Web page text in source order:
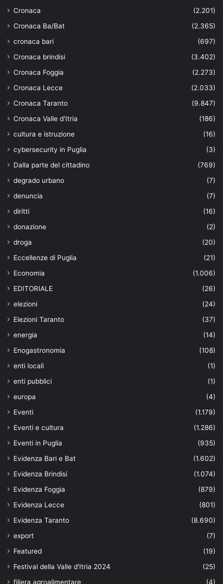
Cronaca
(2.201)
Cronaca Ba/Bat
(2.365)
cronaca bari
(697)
Cronaca brindisi
(3.402)
Cronaca Foggia
(2.273)
Cronaca Lecce
(2.033)
Cronaca Taranto
(9.847)
Cronaca Valle d'Itria
(186)
cultura e istruzione
(16)
cybersecurity in Puglia
(3)
Dalla parte del cittadino
(769)
degrado urbano
(7)
denuncia
(7)
diritti
(16)
donazione
(2)
droga
(20)
Eccellenze di Puglia
(21)
Economia
(1.006)
EDITORIALE
(26)
elezioni
(24)
Elezioni Taranto
(37)
energia
(14)
Enogastronomia
(108)
enti locali
(1)
enti pubblici
(1)
europa
(4)
Eventi
(1.179)
Eventi e cultura
(1.286)
Eventi in Puglia
(935)
Evidenza Bari e Bat
(1.602)
Evidenza Brindisi
(1.074)
Evidenza Foggia
(879)
Evidenza Lecce
(801)
Evidenza Taranto
(8.690)
export
(7)
Featured
(19)
Festival della Valle d'Itria 2024
(25)
filiera agroalimentare
(4)